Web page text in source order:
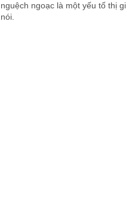
nguệch ngoạc là một yếu tố thị
nói.